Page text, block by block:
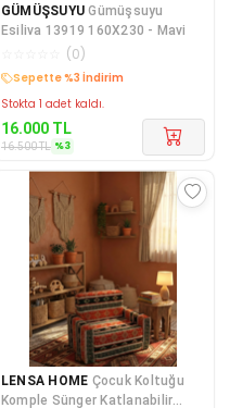
GÜMÜŞSUYU Gümüşsuyu
Esiliva 13919 160X230 - Mavi
(0)
Sepette %3 İndirim
Stokta 1 adet kaldı.
16.000 TL
16.500TL %3
LENSA HOME Çocuk Koltuğu
Komple Sünger Katlanabilir